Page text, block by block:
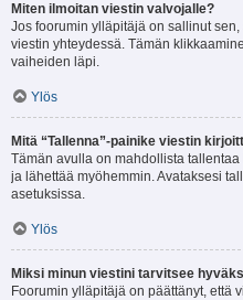
Miten ilmoitan viestin valvojalle?
Jos foorumin ylläpitäjä on sallinut
viestin yhteydessä. Tämän
vaiheiden läpi.
Ylös
Mitä “Tallenna”-painike viestin
Tämän avulla on mahdollista
ja lähettää myöhemmin. Avataksesi
asetuksissa.
Ylös
Miksi minun viestini tarvitsee
Foorumin ylläpitäjä on päättänyt, että